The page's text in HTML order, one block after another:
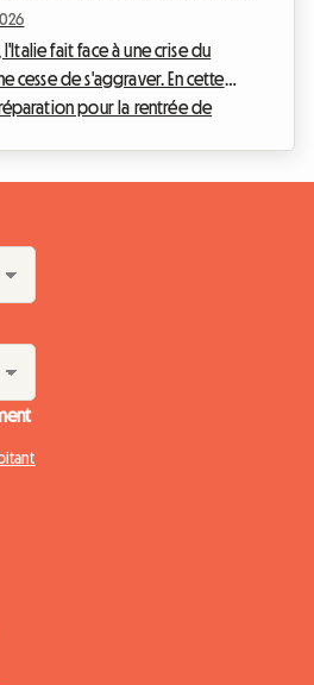
l'Italie fait face à une crise du
cesse de s'aggraver. En cette
pour la rentrée de
tentes plantées devant les
de Milan, Rome ou Bologne ne sont
rébellion éphémères, mais l...